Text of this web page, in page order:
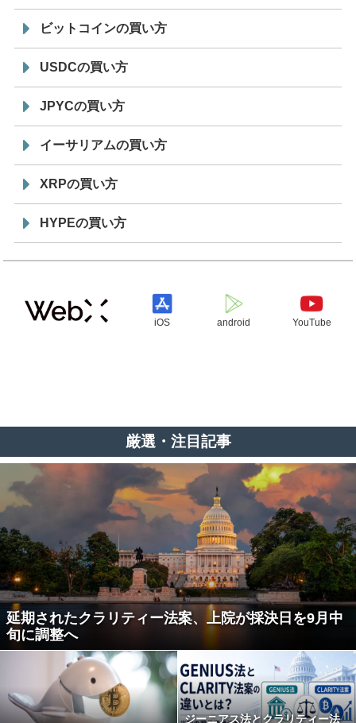
ビットコインの買い方
USDCの買い方
JPYCの買い方
イーサリアムの買い方
XRPの買い方
HYPEの買い方
iOS android YouTube
厳選・注目記事
延期されたクラリティー法案、上院が採決日を9月中
旬に調整へ
ジーニアス法とクラリティー法